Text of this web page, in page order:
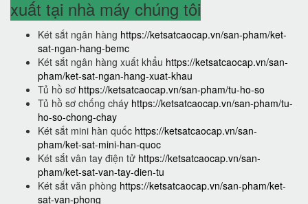
xuất tại nhà máy chúng tôi
Két sắt ngân hàng https://ketsatcaocap.vn/san-pham/ket-
sat-ngan-hang-bemc
Két sắt ngân hàng xuất khẩu https://ketsatcaocap.vn/san-
pham/ket-sat-ngan-hang-xuat-khau
Tủ hồ sơ https://ketsatcaocap.vn/san-pham/tu-ho-so
Tủ hồ sơ chống cháy https://ketsatcaocap.vn/san-pham/tu-
ho-so-chong-chay
Két sắt mini hàn quốc https://ketsatcaocap.vn/san-
pham/ket-sat-mini-han-quoc
Két sắt vân tay điện tử https://ketsatcaocap.vn/san-
pham/ket-sat-van-tay-dien-tu
Két sắt văn phòng https://ketsatcaocap.vn/san-pham/ket-
sat-van-phong